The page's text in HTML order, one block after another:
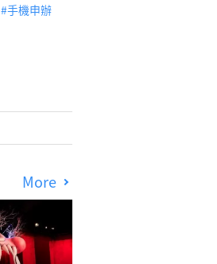
手機申辦
More